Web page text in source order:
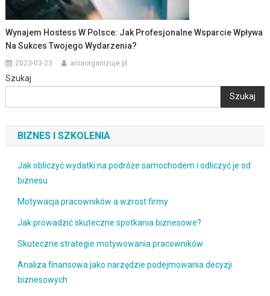
Wynajem Hostess W Polsce: Jak Profesjonalne Wsparcie Wpływa
Na Sukces Twojego Wydarzenia?
2023-03-23 aniaorganizuje.pl
Szukaj
Szukaj
BIZNES I SZKOLENIA
Jak obliczyć wydatki na podróże samochodem i odliczyć je od
biznesu
Motywacja pracowników a wzrost firmy
Jak prowadzić skuteczne spotkania biznesowe?
Skuteczne strategie motywowania pracowników
Analiza finansowa jako narzędzie podejmowania decyzji
biznesowych